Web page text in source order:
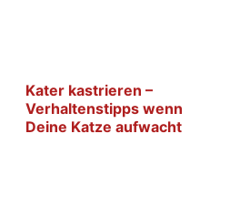
Kater kastrieren –
Verhaltenstipps wenn
Deine Katze aufwacht